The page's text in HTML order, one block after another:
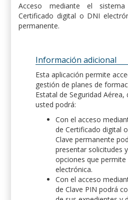
Acceso mediante el
Certificado digital o DNI
permanente.
Información adicional
Esta aplicación permite
gestión de planes de
Estatal de Seguridad Aérea,
usted podrá:
Con el acceso
de Certificado digital
Clave permanente
presentar solicitudes
opciones que permite
electrónica.
Con el acceso
de Clave PIN podrá